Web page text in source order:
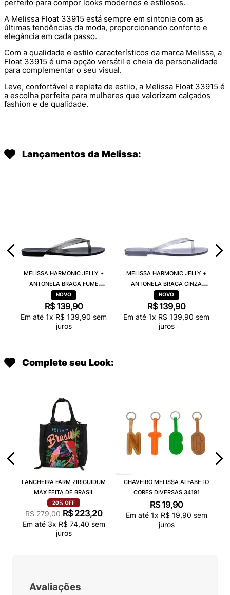
perfeito para compor looks modernos e estilosos.
A Melissa Float 33915 está sempre em sintonia com as
últimas tendências da moda, proporcionando conforto e
elegância em cada passo.
Com a qualidade e estilo característicos da marca Melissa, a
Float 33915 é uma opção versátil e cheia de personalidade
para complementar o seu visual.
Leve, confortável e repleta de estilo, a Melissa Float 33915 é
a escolha perfeita para mulheres que valorizam calçados
fashion e de qualidade.
Lançamentos da Melissa:
MELISSA HARMONIC JELLY +
ANTONELA BRAGA FUME
TRANSPARENTE 38263
R$ 139,90
Em até 1x R$ 139,90 sem
juros
MELISSA HARMONIC JELLY +
ANTONELA BRAGA CINZA
TRANSPARENTE 38263
R$ 139,90
Em até 1x R$ 139,90 sem
juros
Complete seu Look:
LANCHEIRA FARM ZIRIGUIDUM
MAX FEITA DE BRASIL
20% OFF
R$ 279,00 R$ 223,20
Em até 3x R$ 74,40 sem
juros
CHAVEIRO MELISSA ALFABETO
CORES DIVERSAS 34191
R$ 19,90
Em até 1x R$ 19,90 sem
juros
Avaliações